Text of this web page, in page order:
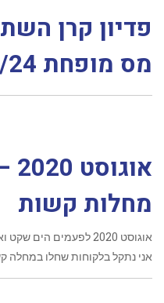
פדיון קרן
מס מופחת 8/24 הוראת שעה
מחלות קשות
אוגוסט 2020 לפעמים
אני נתקל בלקוחות שחלו במחלה